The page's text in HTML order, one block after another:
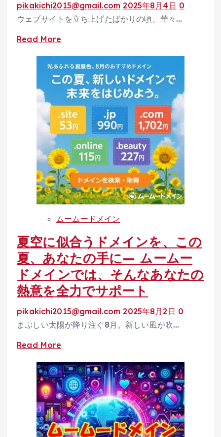
ル
で
率
化
販
促
上
UP！
IT
導
入
補
金
活
用
無
個
別
相
談
会
【第
次
申
pikakichi2015@gmail.com 2025年8月4日 0
ウェブサイトを立ち上げたばかりの頃、華々…
Read More
about
ウ
ェ
ブ
サ
イ
ト
の
安
全
を
料
で
診
断！
ム
ー
ム
ー
メ
イ
ン
の
『ネ
ッ
ト
ムームードメイン
夏空に似合うドメインを、この
夏、あなたの手に— ムームー
ドメインでは、そんなあなたの
熱意を全力でサポート
pikakichi2015@gmail.com 2025年8月2日 0
まぶしい太陽が降り注ぐ8月。新しい風が吹…
Read More
about
夏
空
に
似